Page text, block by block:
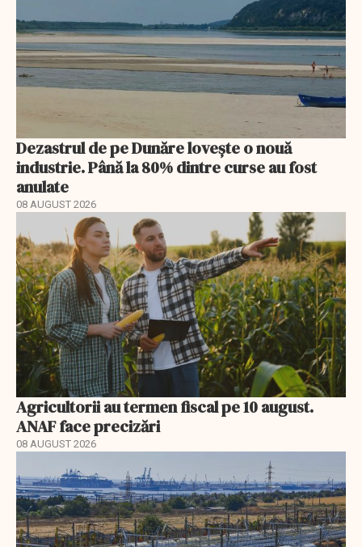
Dezastrul de pe Dunăre lovește o nouă
industrie. Până la 80% dintre curse au fost
anulate
08 AUGUST 2026
Agricultorii au termen fiscal pe 10 august.
ANAF face precizări
08 AUGUST 2026